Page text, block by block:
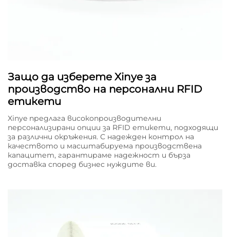
Защо да изберете Xinye за
производство на персонални RFID
етикети
Xinye предлага високопроизводителни
персонализирани опции за RFID етикети, подходящи
за различни окръжения. С надежден контрол на
качеството и масштабируема производствена
капацитет, гарантираме надежност и бърза
доставка според бизнес нуждите ви.